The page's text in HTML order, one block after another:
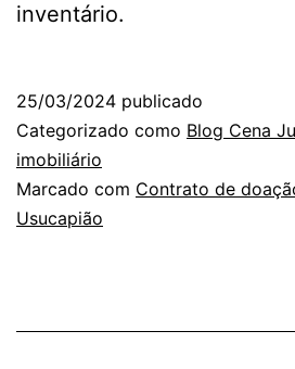
inventário.
25/03/2024 publicado
Categorizado como Blog Cena
imobiliário
Marcado com Contrato de
Usucapião